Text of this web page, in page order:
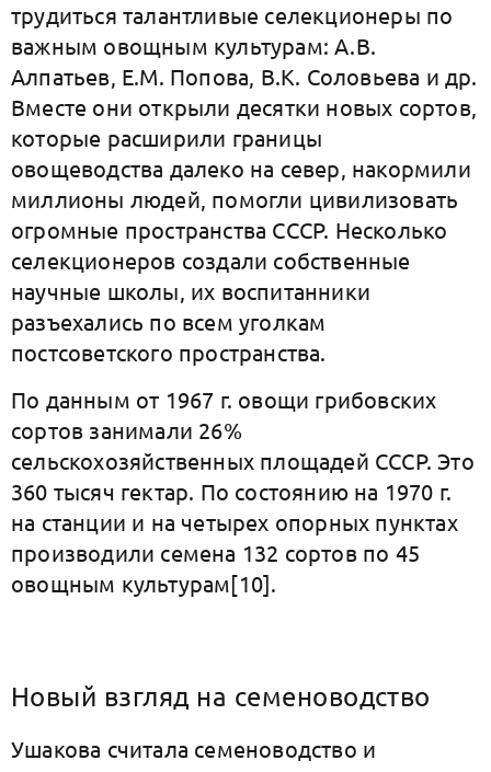
трудиться талантливые селекционеры по
важным овощным культурам: А.В.
Алпатьев, Е.М. Попова, В.К. Соловьева и др.
Вместе они открыли десятки новых сортов,
которые расширили границы
овощеводства далеко на север, накормили
миллионы людей, помогли цивилизовать
огромные пространства СССР. Несколько
селекционеров создали собственные
научные школы, их воспитанники
разъехались по всем уголкам
постсоветского пространства.
По данным от 1967 г. овощи грибовских
сортов занимали 26%
сельскохозяйственных площадей СССР. Это
360 тысяч гектар. По состоянию на 1970 г.
на станции и на четырех опорных пунктах
производили семена 132 сортов по 45
овощным культурам[10].
Новый взгляд на семеноводство
Ушакова считала семеноводство и